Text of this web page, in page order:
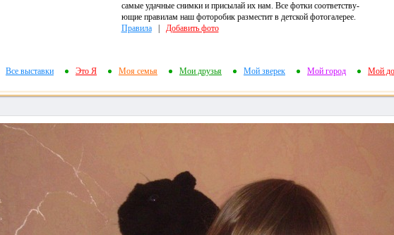
самые удачные снимки и присылай их нам. Все фотки соответству-
ющие правилам наш фоторобик разместит в детской фотогалерее.
Правила| Добавить фото
Все выставки Это Я Моя семья Мои друзья Мой зверек Мой город Мой